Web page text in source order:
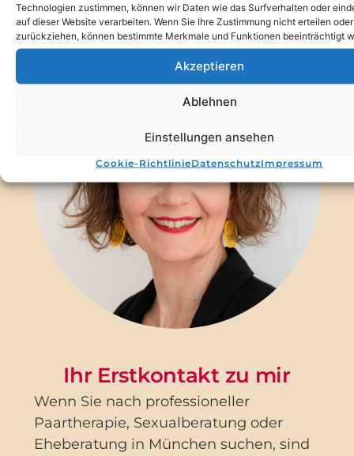
Technologien zustimmen, können wir Daten wie das Surfverhalten oder
auf dieser Website verarbeiten. Wenn Sie Ihre Zustimmung nicht erteilen oder
zurückziehen, können bestimmte Merkmale und Funktionen beeinträchtigt
Akzeptieren
Ablehnen
Einstellungen ansehen
Cookie-RichtlinieDatenschutzImpressum
Ihr Erstkontakt zu mir
Wenn Sie nach professioneller
Paartherapie, Sexualberatung oder
Eheberatung in München suchen, sind